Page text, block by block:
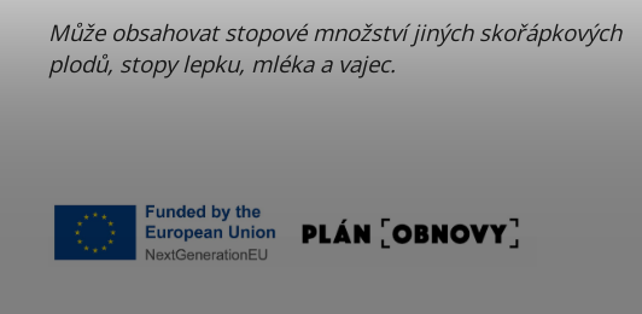
Může obsahovat stopové množství jiných skořápkových
plodů, stopy lepku, mléka a vajec.